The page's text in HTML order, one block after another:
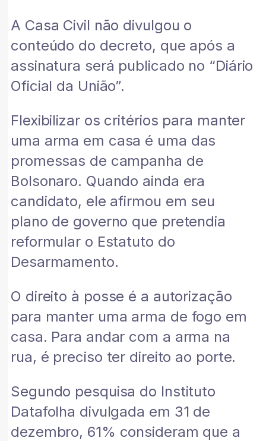
A Casa Civil não divulgou o
conteúdo do decreto, que após a
assinatura será publicado no “Diário
Oficial da União”.
Flexibilizar os critérios para manter
uma arma em casa é uma das
promessas de campanha de
Bolsonaro. Quando ainda era
candidato, ele afirmou em seu
plano de governo que pretendia
reformular o Estatuto do
Desarmamento.
O direito à posse é a autorização
para manter uma arma de fogo em
casa. Para andar com a arma na
rua, é preciso ter direito ao porte.
Segundo pesquisa do Instituto
Datafolha divulgada em 31 de
dezembro, 61% consideram que a